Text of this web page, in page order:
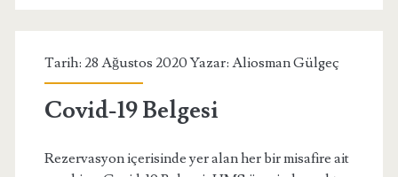
Tarih: 28 Ağustos 2020 Yazar: Aliosman Gülgeç
Covid-19 Belgesi
Rezervasyon içerisinde yer alan her bir misafire ait